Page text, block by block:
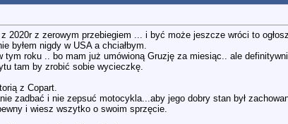
2020r z zerowym przebiegiem ... i być może jeszcze wróci to
byłem nigdy w USA a chciałbym.
tym roku .. bo mam już umówioną Gruzję za miesiąc.. ale
tam by zrobić sobie wycieczkę.
z Copart.
zadbać i nie zepsuć motocykla...aby jego dobry stan był
i wiesz wszytko o swoim sprzęcie.